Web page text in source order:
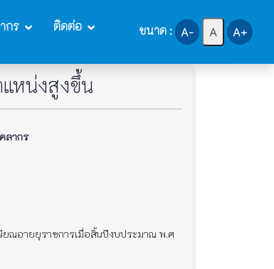
กร ติดต่อ ขนาด : A- A A+
หน่งสูงขึ้น
ลากร
ยณอายยุราชการเมื่อสิ้นปีงบประมาณ พ.ศ